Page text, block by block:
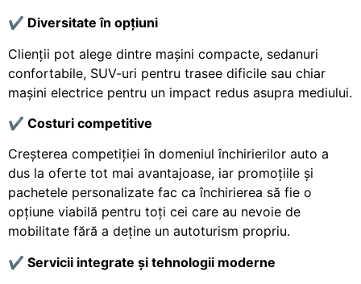
✔️ Diversitate în opțiuni
Clienții pot alege dintre mașini compacte, sedanuri
confortabile, SUV-uri pentru trasee dificile sau chiar
mașini electrice pentru un impact redus asupra mediului.
✔️ Costuri competitive
Creșterea competiției în domeniul închirierilor auto a
dus la oferte tot mai avantajoase, iar promoțiile și
pachetele personalizate fac ca închirierea să fie o
opțiune viabilă pentru toți cei care au nevoie de
mobilitate fără a deține un autoturism propriu.
✔️ Servicii integrate și tehnologii moderne